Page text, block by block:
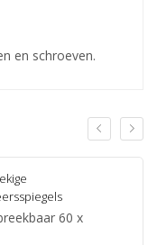
en schroeven.
60 x